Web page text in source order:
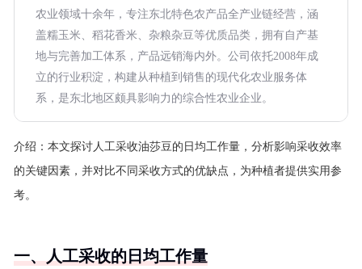
农业领域十余年，专注东北特色农产品全产业链经营，涵
盖糯玉米、稻花香米、杂粮杂豆等优质品类，拥有自产基
地与完善加工体系，产品远销海内外。公司依托2008年成
立的行业积淀，构建从种植到销售的现代化农业服务体
系，是东北地区颇具影响力的综合性农业企业。
介绍： 本文探讨人工采收油莎豆的日均工作量，分析影响采收效率
的关键因素，并对比不同采收方式的优缺点，为种植者提供实用参
考。
一、人工采收的日均工作量